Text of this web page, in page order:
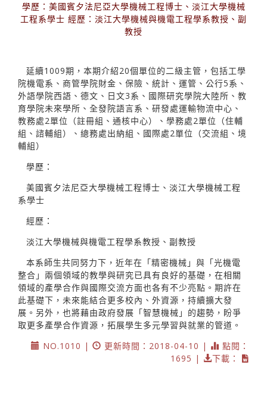
學歷：美國賓夕法尼亞大學機械工程博士、淡江大學機械
工程系學士 經歷：淡江大學機械與機電工程學系教授、副
教授
延續1009期，本期介紹20個單位的二級主管，包括工學
院機電系、商管學院財金、保險、統計、運管、公行5系、
外語學院西語、德文、日文3系、國際研究學院大陸所、教
育學院未來學所、全發院語言系、研發處運輸物流中心、
教務處2單位（註冊組、通核中心）、學務處2單位（住輔
組、諮輔組）、總務處出納組、國際處2單位（交流組、境
輔組）
學歷：
美國賓夕法尼亞大學機械工程博士、淡江大學機械工程
系學士
經歷：
淡江大學機械與機電工程學系教授、副教授
本系師生共同努力下，近年在「精密機械」與「光機電
整合」兩個領域的教學與研究已具有良好的基礎，在相關
領域的產學合作與國際交流方面也各有不少亮點。期許在
此基礎下，未來能結合更多校內、外資源，持續擴大發
展。另外，也將藉由政府發展「智慧機械」的趨勢，盼爭
取更多產學合作資源，拓展學生多元學習與就業的管道。
NO.1010 |
更新時間：2018-04-10 |
點閱：
1695 |
下載：